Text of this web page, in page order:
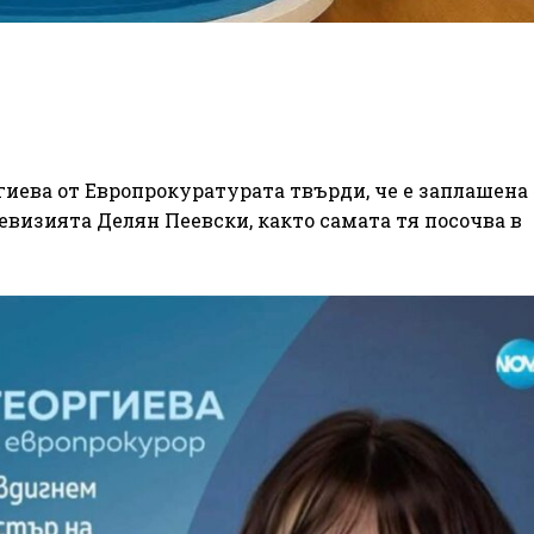
от Европрокуратурата твърди, че е заплашена
Делян Пеевски, както самата тя посочва в